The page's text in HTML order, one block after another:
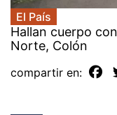
El País
Hallan cuerpo
Norte, Colón
compartir en: